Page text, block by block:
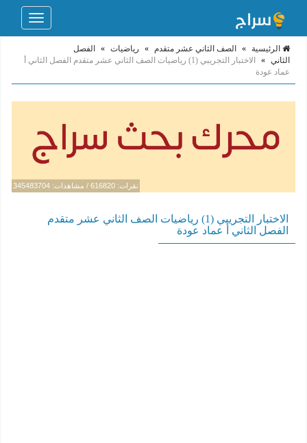
Toggle
الرئيسية » الصف الثاني عشر متقدم » رياضيات »
الفصل
الثاني »
الاختبار التجريبي (1) رياضيات الصف الثاني عشر متقدم الفصل الثاني أ
عماد عودة
نقرات: 616820 / مشاهدات: 345483704
الاختبار التجريبي (1) رياضيات الصف الثاني عشر متقدم
الفصل الثاني أ عماد عودة